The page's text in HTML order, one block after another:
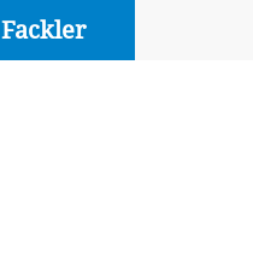
Fackler